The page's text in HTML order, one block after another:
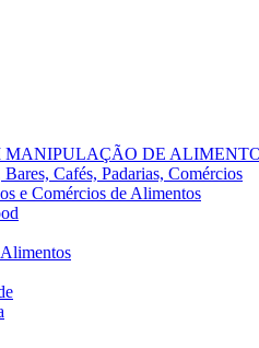
MANIPULAÇÃO DE
Bares, Cafés, Padarias, Comércios
e Comércios de Alimentos